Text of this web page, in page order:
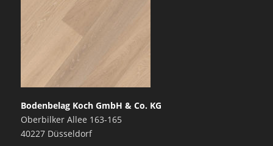
Bodenbelag Koch GmbH & Co. KG
Oberbilker Allee 163-165
40227 Düsseldorf